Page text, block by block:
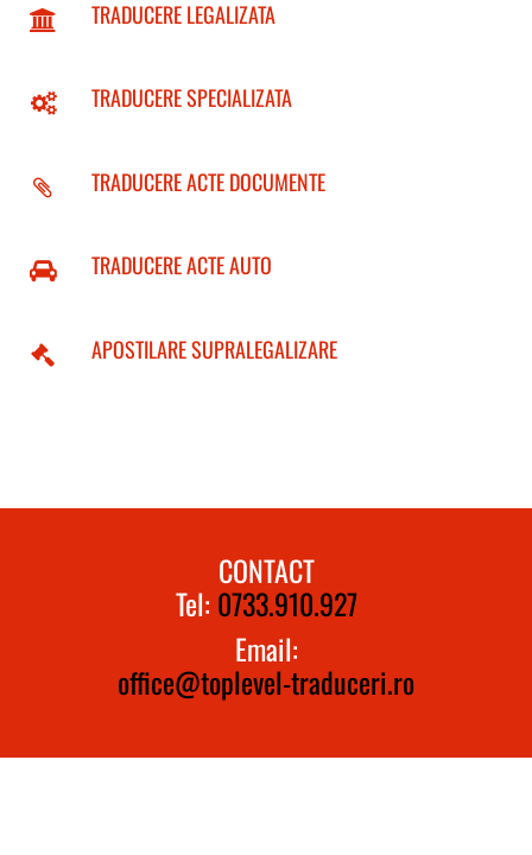
TRADUCERE LEGALIZATA
TRADUCERE SPECIALIZATA
TRADUCERE ACTE DOCUMENTE
TRADUCERE ACTE AUTO
APOSTILARE SUPRALEGALIZARE
CONTACT
Tel: 0733.910.927
Email:
office@toplevel-traduceri.ro